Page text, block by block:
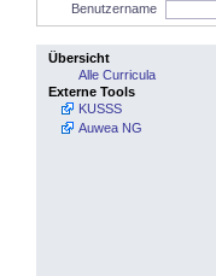
Benutzername
Übersicht
Alle Curricula
Externe Tools
KUSSS
Auwea NG